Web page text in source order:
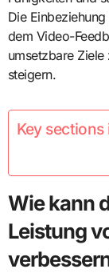
Die
dem Video-
umsetzbare
steigern.
Key
Wie kann
Leistung